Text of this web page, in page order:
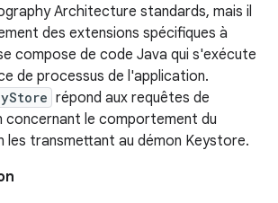
Architecture standards, mais il
des extensions spécifiques à
compose de code Java qui s'exécute
de processus de l'application.
répond aux requêtes de
concernant le comportement du
les transmettant au démon Keystore.